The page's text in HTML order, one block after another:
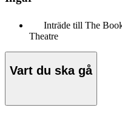
Inträde till The
Theatre
Vart du ska gå